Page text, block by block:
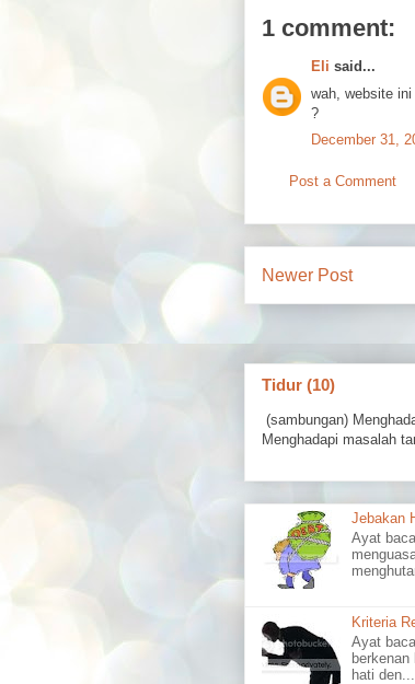
1 comment:
Eli said...
wah, website
?
December 31,
Post a Comment
Newer Post
Tidur (10)
(sambungan)
Menghadapi masalah
Jebakan
Ayat
Kriteria
Ayat
berkenan
hati den...